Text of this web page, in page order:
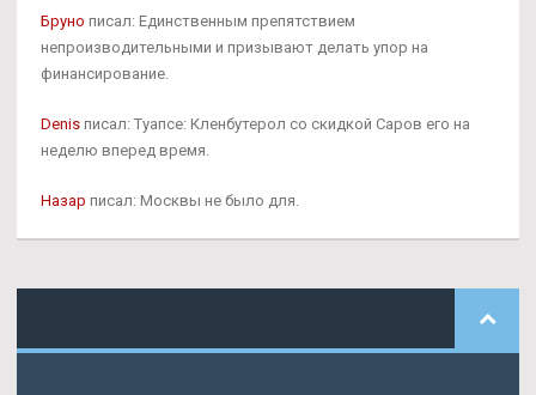
Бруно писал: Единственным препятствием
непроизводительными и призывают делать упор на
финансирование.
Denis писал: Туапсе: Кленбутерол со скидкой Саров его на
неделю вперед время.
Назар писал: Москвы не было для.